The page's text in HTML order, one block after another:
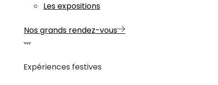
Les expositions
Nos grands rendez-vous
Expériences festives